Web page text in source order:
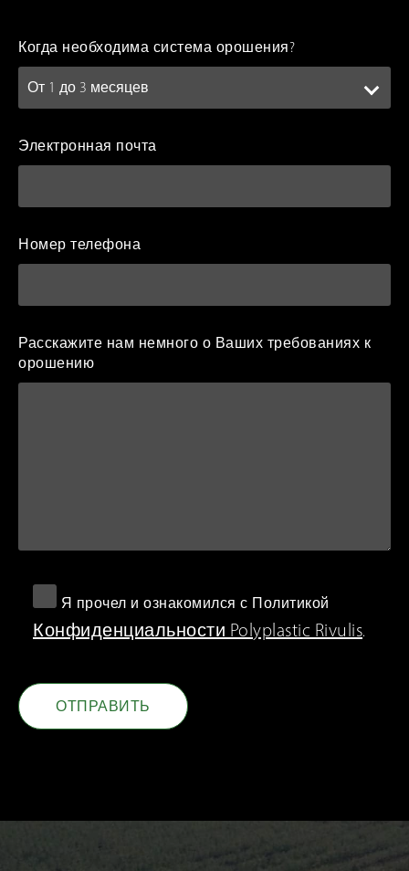
Когда необходима система орошения?
Электронная почта
Номер телефона
Расскажите нам немного о Ваших требованиях к
орошению
Я прочел и ознакомился с Политикой
Конфиденциальности Polyplastic Rivulis.